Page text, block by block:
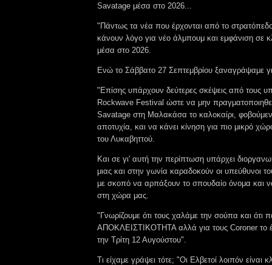
Savatage μέσα στο 2026...
"Πάντως τα νέα που έρχονται από το
κάνουν λόγο για νέο άλμπουμ και εμφάνιση σε
μέσα στο 2026.
Ενώ το Σάββατο 27 Σεπτεμβρίου ξαναγράψαμε
"Επίσης υπάρχουν δεύτερες σκέψεις από τους
Rockwave Festival ώστε να μην
Savatage στη Μαλακάσα το καλοκαίρι,
αποτυχία, και να κάνει κίνηση για πιο μικρό
του Λυκαβηττού.
Και σε γι' αυτή την περίπτωση υπάρχει
μιας και στην γωνία καραδοκούν οι υπεύθυνοι
με σκοπό να αρπάξουν το σπουδαίο όνομα και
στη χώρα μας.
"Γνωρίζουμε ότι τους χαλάμε την σούπα και ότι
ΑΠΟΚΛΕΙΣΤΙΚΟΤΗΤΑ αλλά για τους Coroner το
την Τρίτη 12 Αυγούστου".
Τι είχαμε γράψει τότε; "Οι Ελβετοί λοιπόν είναι